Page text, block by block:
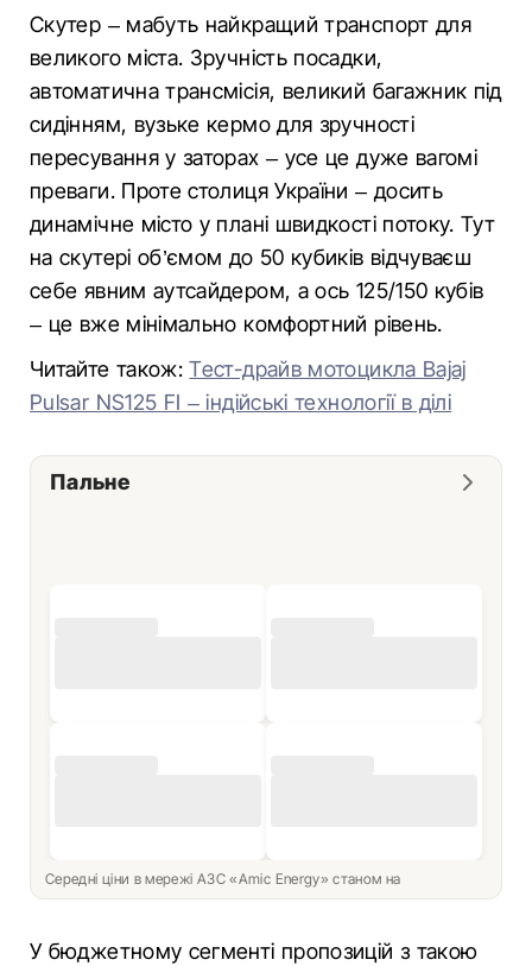
Скутер – мабуть найкращий транспорт для
великого міста. Зручність посадки,
автоматична трансмісія, великий багажник під
сидінням, вузьке кермо для зручності
пересування у заторах – усе це дуже вагомі
преваги. Проте столиця України – досить
динамічне місто у плані швидкості потоку. Тут
на скутері об’ємом до 50 кубиків відчуваєш
себе явним аутсайдером, а ось 125/150 кубів
– це вже мінімально комфортний рівень.
Читайте також:Тест-драйв мотоцикла Bajaj
Pulsar NS125 FI – індійські технології в ділі
Пальне
Середні ціни в мережі АЗС «Amic Energy» станом на
У бюджетному сегменті пропозицій з такою